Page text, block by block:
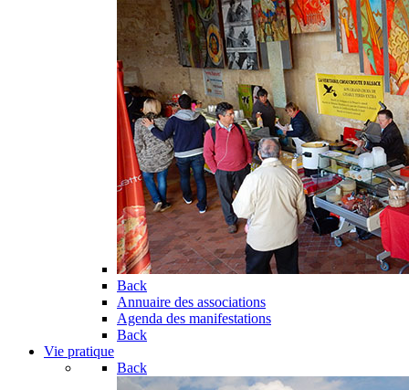
Back
Annuaire des associations
Agenda des manifestations
Back
Vie pratique
Back